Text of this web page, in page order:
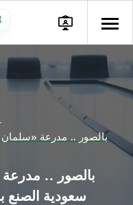
بالصور .. مدرعة
بالصور ..
سعودية الصنع